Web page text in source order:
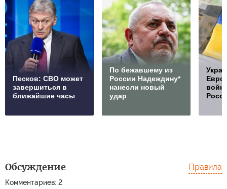
Песков: СВО может
завершиться в
ближайшие часы
По бежавшему из
России Надеждину*
нанесли новый
удар
Обсуждение
Комментариев: 2
Правила